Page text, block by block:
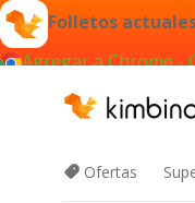
Folletos
Agregar a Chrome -
Ofertas